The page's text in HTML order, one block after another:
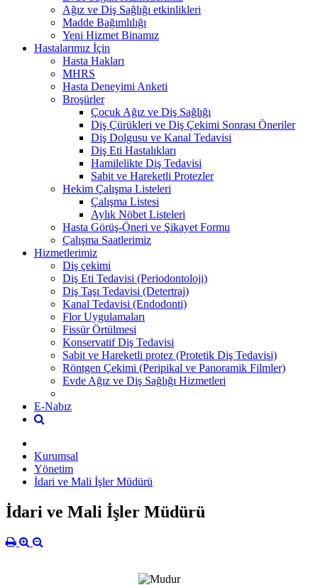
Ağız ve Diş Sağlığı etkinlikleri
Madde Bağımlılığı
Yeni Hizmet Binamız
Hastalarımız İçin
Hasta Hakları
MHRS
Hasta Deneyimi Anketi
Broşürler
Çocuk Ağız ve Diş Sağlığı
Diş Çürükleri ve Diş Çekimi Sonrası Öneriler
Diş Dolgusu ve Kanal Tedavisi
Diş Eti Hastalıkları
Hamilelikte Diş Tedavisi
Sabit ve Hareketli Protezler
Hekim Çalışma Listeleri
Çalışma Listesi
Aylık Nöbet Listeleri
Hasta Görüş-Öneri ve Şikayet Formu
Çalışma Saatlerimiz
Hizmetlerimiz
Diş çekimi
Diş Eti Tedavisi (Periodontoloji)
Diş Taşı Tedavisi (Detertraj)
Kanal Tedavisi (Endodonti)
Flor Uygulamaları
Fissür Örtülmesi
Konservatif Diş Tedavisi
Sabit ve Hareketli protez (Protetik Diş Tedavisi)
Röntgen Çekimi (Peripikal ve Panoramik Filmler)
Evde Ağız ve Diş Sağlığı Hizmetleri
E-Nabız
Kurumsal
Yönetim
İdari ve Mali İşler Müdürü
İdari ve Mali İşler Müdürü